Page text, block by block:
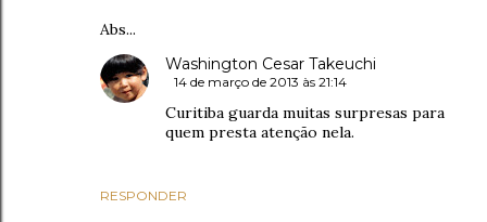
Abs...
RESPONDER
Washington Cesar Takeuchi
14 de março de 2013 às 21:14
Curitiba guarda muitas surpresas para
quem presta atenção nela.